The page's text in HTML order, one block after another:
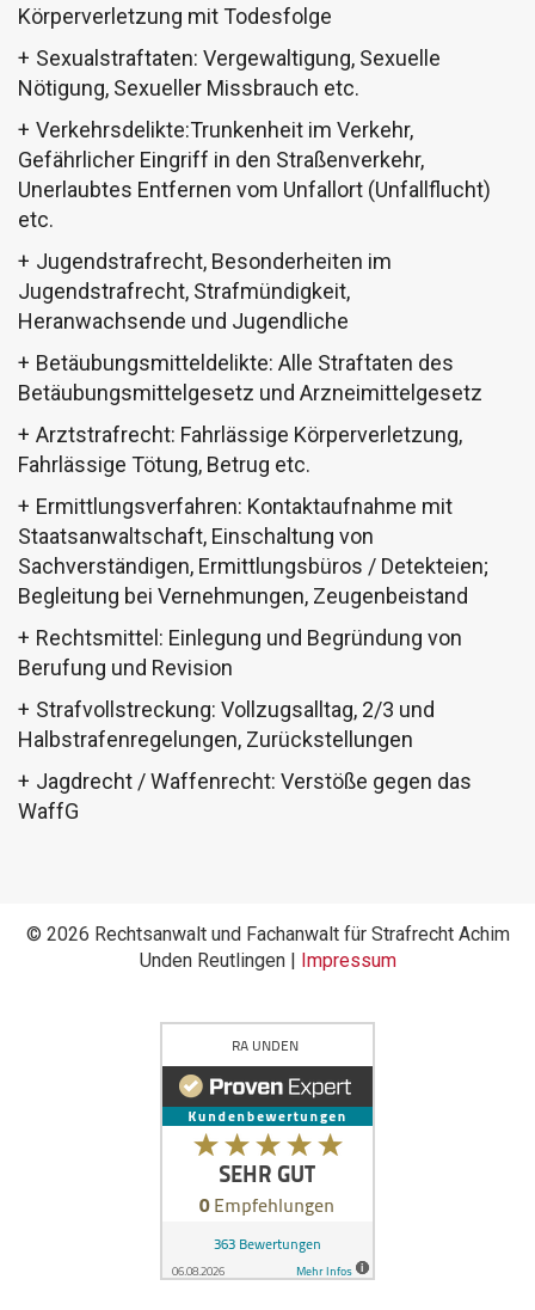
Körperverletzung mit Todesfolge
Sexualstraftaten: Vergewaltigung, Sexuelle
Nötigung, Sexueller Missbrauch etc.
Verkehrsdelikte:Trunkenheit im Verkehr,
Gefährlicher Eingriff in den Straßenverkehr,
Unerlaubtes Entfernen vom Unfallort (Unfallflucht)
etc.
Jugendstrafrecht, Besonderheiten im
Jugendstrafrecht, Strafmündigkeit,
Heranwachsende und Jugendliche
Betäubungsmitteldelikte: Alle Straftaten des
Betäubungsmittelgesetz und Arzneimittelgesetz
Arztstrafrecht: Fahrlässige Körperverletzung,
Fahrlässige Tötung, Betrug etc.
Ermittlungsverfahren: Kontaktaufnahme mit
Staatsanwaltschaft, Einschaltung von
Sachverständigen, Ermittlungsbüros / Detekteien;
Begleitung bei Vernehmungen, Zeugenbeistand
Rechtsmittel: Einlegung und Begründung von
Berufung und Revision
Strafvollstreckung: Vollzugsalltag, 2/3 und
Halbstrafenregelungen, Zurückstellungen
Jagdrecht / Waffenrecht: Verstöße gegen das
WaffG
© 2026 Rechtsanwalt und Fachanwalt für Strafrecht Achim
Unden Reutlingen | Impressum